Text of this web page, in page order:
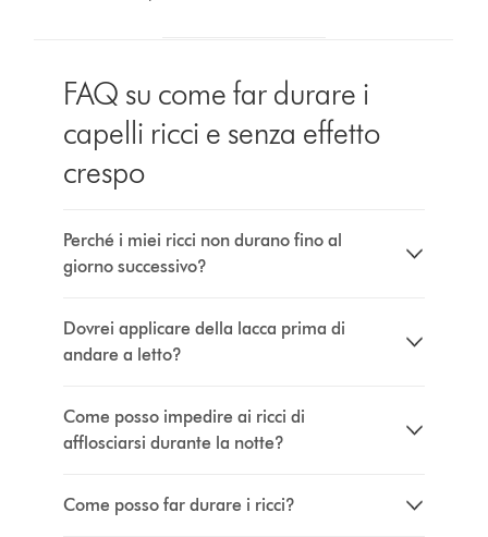
FAQ su come far durare i
capelli ricci e senza effetto
crespo
Perché i miei ricci non durano fino al
giorno successivo?
Dovrei applicare della lacca prima di
andare a letto?
Come posso impedire ai ricci di
afflosciarsi durante la notte?
Come posso far durare i ricci?